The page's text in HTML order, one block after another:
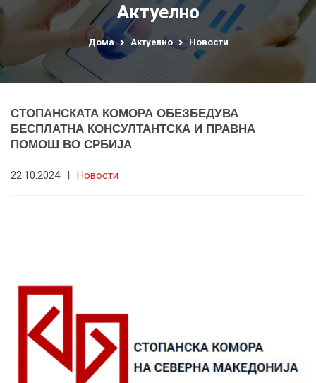
Актуелно
Дома Актуелно Новости
СТОПАНСКАТА КОМОРА ОБЕЗБЕДУВА
БЕСПЛАТНА КОНСУЛТАНТСКА И ПРАВНА
ПОМОШ ВО СРБИЈА
22.10.2024 | Новости